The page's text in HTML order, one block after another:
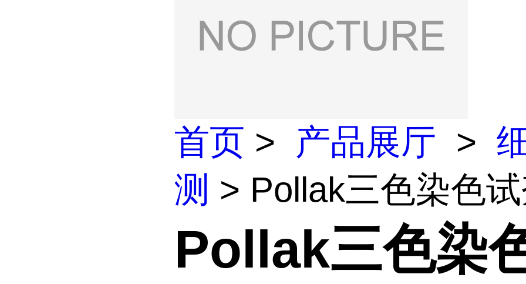
首页 > 产品展厅 >
测 > Pollak三色染色
Pollak三色染